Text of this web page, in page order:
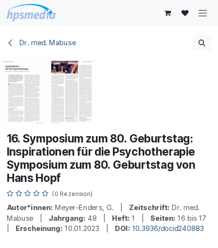
Zum Inhalt springen
Dr. med. Mabuse
16. Symposium zum 80. Geburtstag:
Inspirationen für die Psychotherapie
Symposium zum 80. Geburtstag von
Hans Hopf
(0 Rezension)
Autor*innen: Meyer-Enders, G. | Zeitschrift: Dr. med.
Mabuse | Jahrgang: 48 | Heft: 1 | Seiten: 16 bis 17
Erscheinung: 10.01.2023 | DOI: 10.3936/docid240883